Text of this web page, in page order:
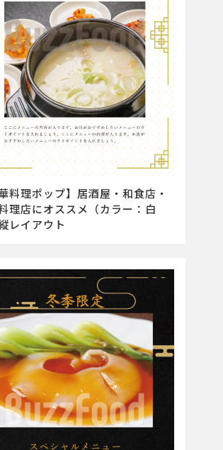
華料理ポップ】居酒屋・和食店・
理店にオススメ（カラー：白
レイアウト